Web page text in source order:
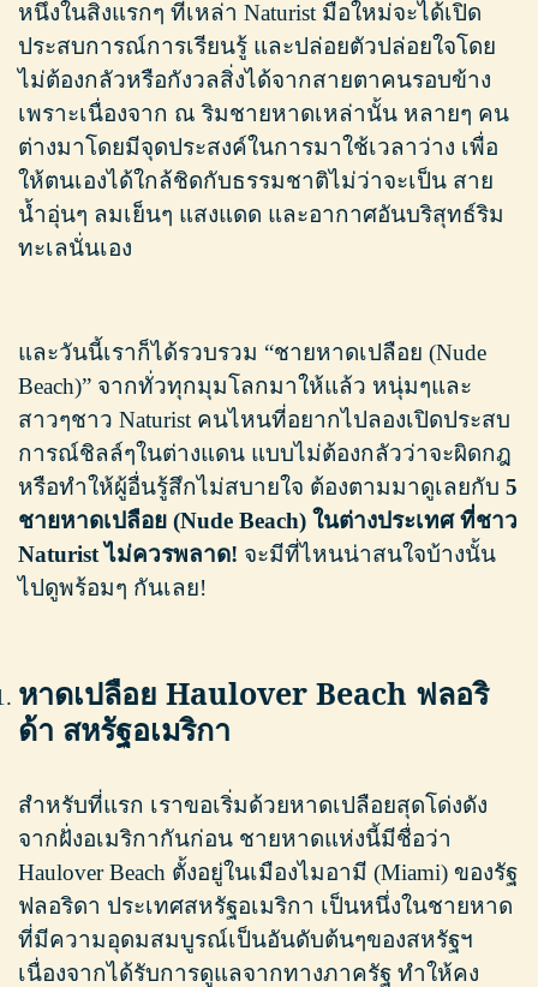
หนึ่งในสิ่งแรกๆ ที่เหล่า Naturist มือใหม่จะได้เปิด
ประสบการณ์การเรียนรู้ และปล่อยตัวปล่อยใจโดย
ไม่ต้องกลัวหรือกังวลสิ่งได้จากสายตาคนรอบข้าง
เพราะเนื่องจาก ณ ริมชายหาดเหล่านั้น หลายๆ คน
ต่างมาโดยมีจุดประสงค์ในการมาใช้เวลาว่าง เพื่อ
ให้ตนเองได้ใกล้ชิดกับธรรมชาติไม่ว่าจะเป็น สาย
น้ำอุ่นๆ ลมเย็นๆ แสงแดด และอากาศอันบริสุทธ์ริม
ทะเลนั่นเอง
และวันนี้เราก็ได้รวบรวม “ชายหาดเปลือย (Nude
Beach)” จากทั่วทุกมุมโลกมาให้แล้ว หนุ่มๆและ
สาวๆชาว Naturist คนไหนที่อยากไปลองเปิดประสบ
การณ์ชิลล์ๆในต่างแดน แบบไม่ต้องกลัวว่าจะผิดกฎ
หรือทำให้ผู้อื่นรู้สึกไม่สบายใจ ต้องตามมาดูเลยกับ 5
ชายหาดเปลือย (Nude Beach) ในต่างประเทศ ที่ชาว
Naturistไม่ควรพลาด! จะมีที่ไหนน่าสนใจบ้างนั้น
ไปดูพร้อมๆ กันเลย!
หาดเปลือย Haulover Beach ฟลอริ
ด้า สหรัฐอเมริกา
สำหรับที่แรก เราขอเริ่มด้วยหาดเปลือยสุดโด่งดัง
จากฝั่งอเมริกากันก่อน ชายหาดแห่งนี้มีชื่อว่า
Haulover Beach ตั้งอยู่ในเมืองไมอามี (Miami) ของรัฐ
ฟลอริดา ประเทศสหรัฐอเมริกา เป็นหนึ่งในชายหาด
ที่มีความอุดมสมบูรณ์เป็นอันดับต้นๆของสหรัฐฯ
เนื่องจากได้รับการดูแลจากทางภาครัฐ ทำให้คง